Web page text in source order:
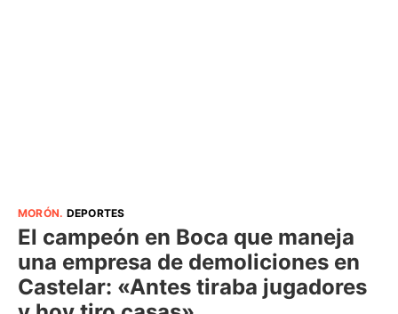
MORÓN. DEPORTES
El campeón en Boca que maneja
una empresa de demoliciones en
Castelar: «Antes tiraba jugadores